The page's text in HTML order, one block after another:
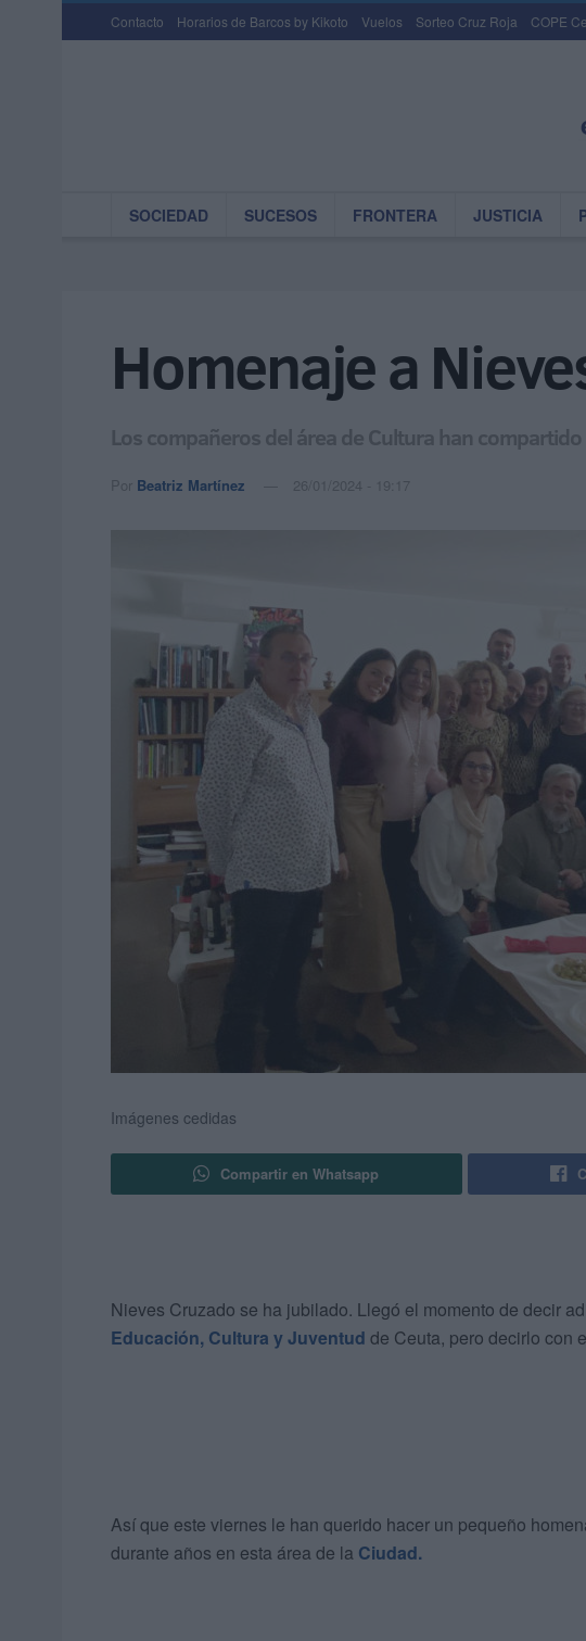
Contacto Horarios de Barcos by Kikoto Vuelos Sorteo Cruz Roja COPE
SOCIEDAD SUCESOS FRONTERA JUSTICIA
Homenaje a
Los compañeros del área de Cultura han
Por Beatriz Martínez 26/01/2024 - 19:17
Imágenes cedidas
Compartir en Whatsapp
Nieves Cruzado se ha jubilado. Llegó el momento de decir
Educación, Cultura y Juventud de Ceuta, pero decirlo con
Así que este viernes le han querido hacer un pequeño
durante años en esta área de la Ciudad.